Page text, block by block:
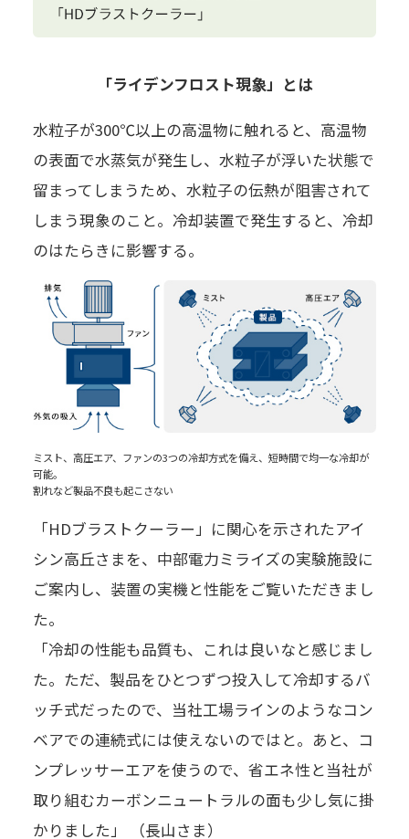
「ライデンフロスト現象」とは
水粒子が300℃以上の高温物に触れると、高温物
の表面で水蒸気が発生し、水粒子が浮いた状態で
留まってしまうため、水粒子の伝熱が阻害されて
しまう現象のこと。冷却装置で発生すると、冷却
のはたらきに影響する。
ミスト、高圧エア、ファンの3つの冷却方式を備え、短時間で均一な冷却が
可能。
割れなど製品不良も起こさない
「HDブラストクーラー」に関心を示されたアイ
シン高丘さまを、中部電力ミライズの実験施設に
ご案内し、装置の実機と性能をご覧いただきまし
た。
「冷却の性能も品質も、これは良いなと感じまし
た。ただ、製品をひとつずつ投入して冷却するバ
ッチ式だったので、当社工場ラインのようなコン
ベアでの連続式には使えないのではと。あと、コ
ンプレッサーエアを使うので、省エネ性と当社が
取り組むカーボンニュートラルの面も少し気に掛
かりました」 （長山さま）